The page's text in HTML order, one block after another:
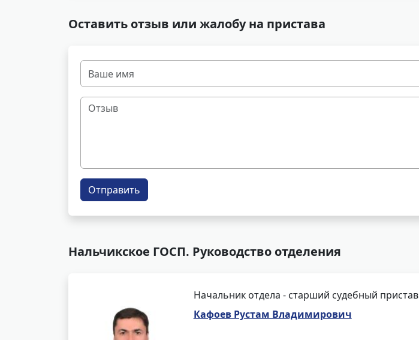
Оставить отзыв или жалобу на пристава
Отправить
Нальчикское ГОСП. Руководство отделения
Начальник отдела - старший судебный пристав
Кафоев Рустам Владимирович